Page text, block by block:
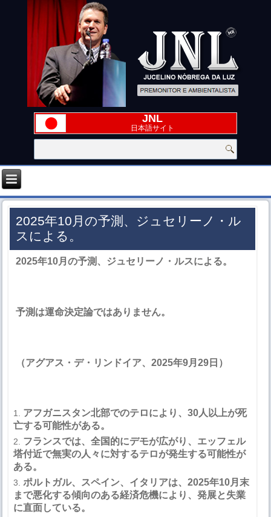
JNL
日本語サイト
2025年10月の予測、ジュセリーノ・ル
スによる。
2025年10月の予測、ジュセリーノ・ルスによる。
予測は運命決定論ではありません。
（アグアス・デ・リンドイア、2025年9月29 日）
アフガニスタン北部でのテロにより、30人以上が死
亡する可能性がある。
フランスでは、全国的にデモが広がり、エッフェル
塔付近で無実の人々に対するテロが発生する可能性が
ある。
ポルトガル、スペイン、イタリアは、2025年10月末
まで悪化する傾向のある経済危機により、発展と失業
に直面している。